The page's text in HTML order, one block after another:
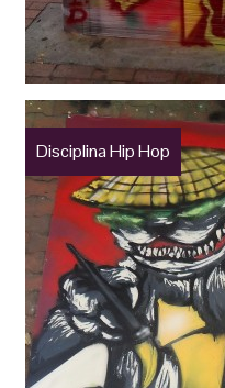
Disciplina Hip Hop